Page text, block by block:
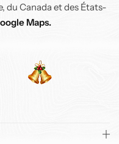
du Canada et des États-
Maps.